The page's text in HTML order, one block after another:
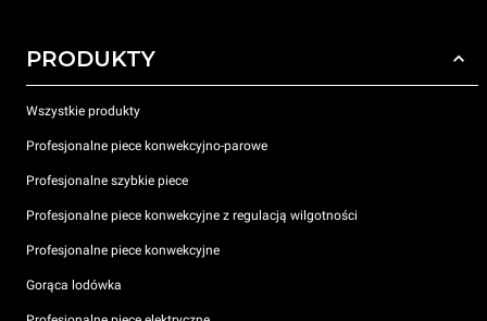
PRODUKTY
Wszystkie produkty
Profesjonalne piece konwekcyjno-parowe
Profesjonalne szybkie piece
Profesjonalne piece konwekcyjne z regulacją wilgotności
Profesjonalne piece konwekcyjne
Gorąca lodówka